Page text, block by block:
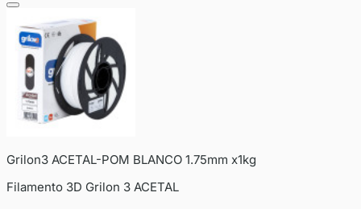
Grilon3 ACETAL-POM BLANCO 1.75mm x1kg
Filamento 3D Grilon 3 ACETAL